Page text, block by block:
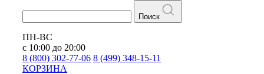
Поиск
ПН-ВС
с 10:00 до 20:00
8 (800) 302-77-06 8 (499) 348-15-11
КОРЗИНА